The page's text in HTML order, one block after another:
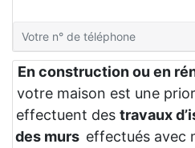
En construction ou en
votre maison est une
effectuent des travaux
des murs effectués avec